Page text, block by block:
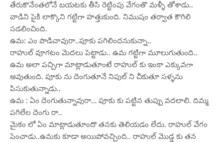
తేరుకొనేంతలోనే బయటకు తీసి రెట్టింపు వేగంతొ మళ్ళీ తోశాడు..
వాడిని పైకి లాక్కొని గట్టిగా హత్తుకుంది. నిముషం తర్వాత కౌగిలి
సడలించింది.
ఉమ: ఎం పొడిచావురా..పూకు పగిలిందనుకున్నా..
రాహుల్ వూగటం మెదలు పెట్టాడు.. ఉమ గట్టిగా మూలుగుతుంది..
ఉమ అలా పచ్చిగా మాట్లాడుతూంటే రాహుల్ కు ఇంకా ఎక్కువగా
అవుతుంది. పూకు ను దెంగుతూనే నిపుల్ ని చీకుతూ సళ్ళను
పిసుకుతున్నాడు..
ఉమ : ఏం దెంగుతున్నావురా… పూకు కు పట్టిన తుప్పు వదలాలి. దిమ్మ
పగిలేల దెంగు రా..
మైకం లో ఏం మాట్లాడుతూందొ తనకు తెలియడం లేదు. రాహుల్ వేగం
పెంచాడు..ఉమకు కూడా అయిపోవచ్చింది.. రాహుల్ మొడ్డ కు తన